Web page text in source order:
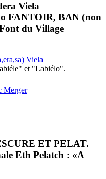
Viela
FANTOIR, BAN (non
du Village
Viela
et "Labiélo".
Merger
ET PELAT.
Eth Pelatch : «A